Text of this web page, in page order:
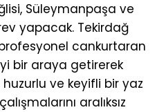
Süleymanpaşa ve
yapacak. Tekirdağ
cankurtaran
bir araya getirerek
ve keyifli bir yaz
aralıksız